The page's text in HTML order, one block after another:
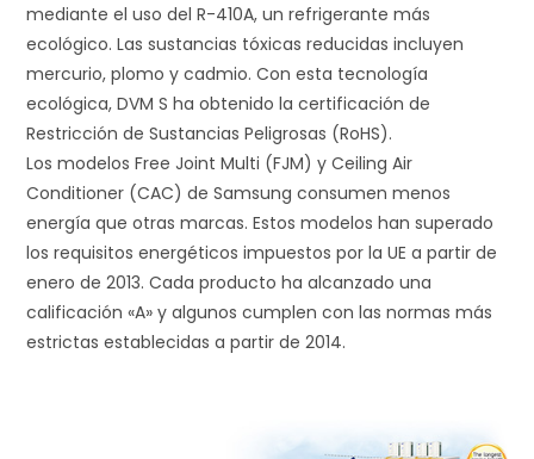
mediante el uso del R-410A, un refrigerante más
ecológico. Las sustancias tóxicas reducidas incluyen
mercurio, plomo y cadmio. Con esta tecnología
ecológica, DVM S ha obtenido la certificación de
Restricción de Sustancias Peligrosas (RoHS).
Los modelos Free Joint Multi (FJM) y Ceiling Air
Conditioner (CAC) de Samsung consumen menos
energía que otras marcas. Estos modelos han superado
los requisitos energéticos impuestos por la UE a partir de
enero de 2013. Cada producto ha alcanzado una
calificación «A» y algunos cumplen con las normas más
estrictas establecidas a partir de 2014.